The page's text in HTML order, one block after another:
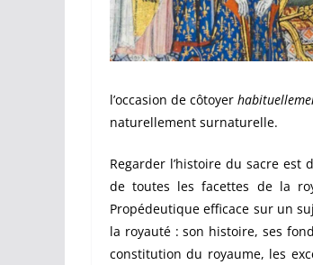
l’occasion de côtoyer
naturellement surnaturelle.
Regarder l’histoire du sacre
de toutes les facettes de la
Propédeutique efficace sur un
la royauté : son histoire, ses
constitution du royaume, les